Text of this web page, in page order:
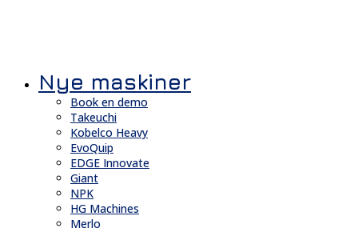
Nye maskiner
Book en demo
Takeuchi
Kobelco Heavy
EvoQuip
EDGE Innovate
Giant
NPK
HG Machines
Merlo